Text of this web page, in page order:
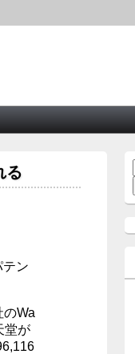
る
ン
Wa
堂が